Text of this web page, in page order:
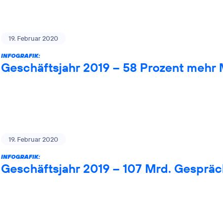
19. Februar 2020
INFOGRAFIK:
Geschäftsjahr 2019 – 58 Prozent
19. Februar 2020
INFOGRAFIK:
Geschäftsjahr 2019 – 107 Mrd.